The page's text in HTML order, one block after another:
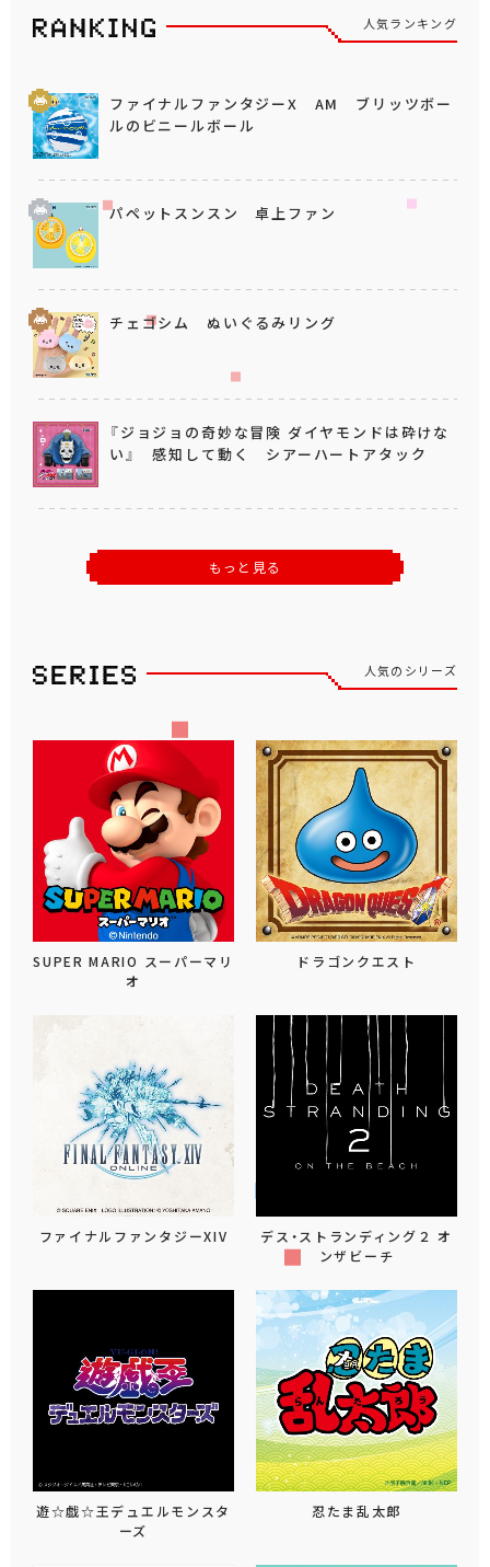
人気ランキング
ファイナルファンタジーX AM ブリッツボー
ルのビニールボール
パペットスンスン 卓上ファン
チェゴシム ぬいぐるみリング
『ジョジョの奇妙な冒険 ダイヤモンドは砕けな
い』 感知して動く シアーハートアタック
もっと見る
人気のシリーズ
SUPER MARIO スーパーマリ
オ
ドラゴンクエスト
ファイナルファンタジーXIV
デス・ストランディング２ オ
ンザビーチ
遊☆戯☆王デュエルモンスタ
ーズ
忍たま乱太郎